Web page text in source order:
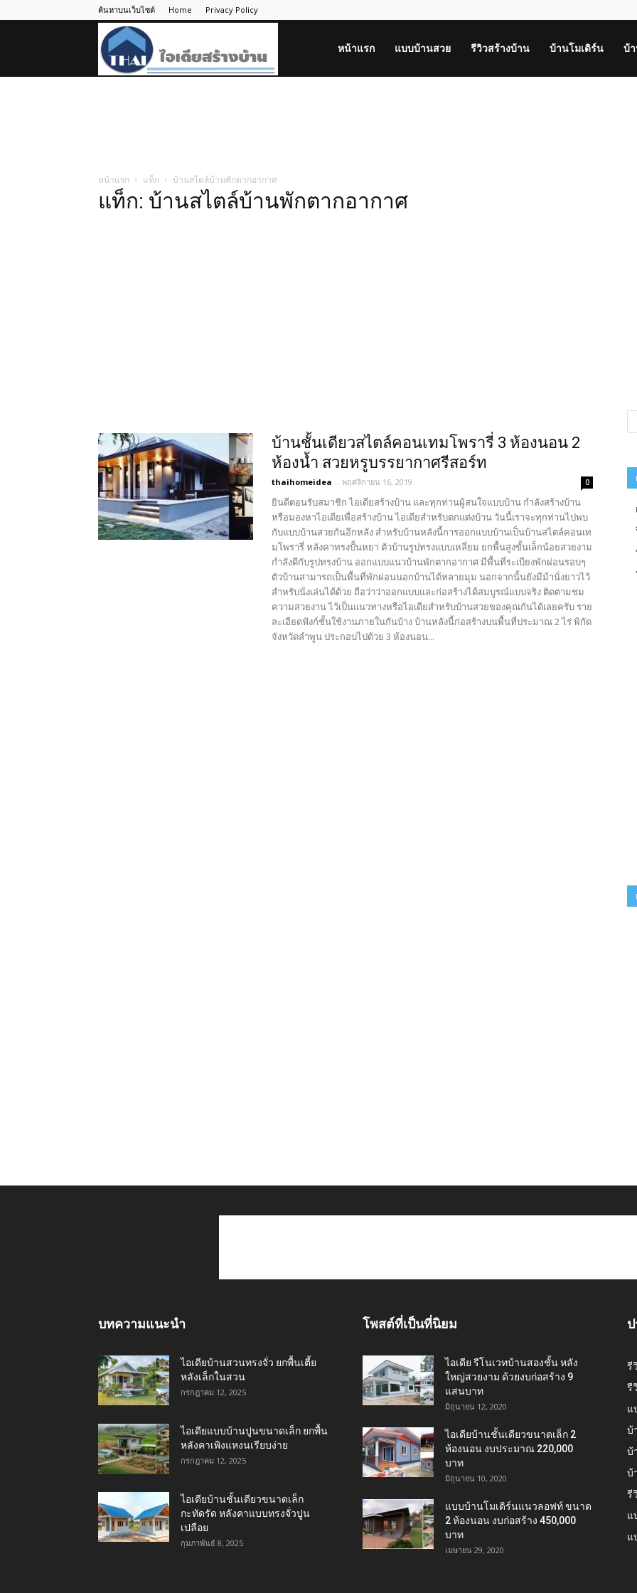
ค้นหาบนเว็บไซต์ Home Privacy Policy
หน้าแรก แบบบ้านสวย รีวิวสร้างบ้าน บ้านโมเดิร์น บ้
หน้าแรก แท็ก บ้านสไตล์บ้านพักตากอากาศ
แท็ก: บ้านสไตล์บ้านพักตากอากาศ
บ้านชั้นเดียวสไตล์คอนเทมโพรารี่ 3 ห้องนอน 2
ห้องน้ำ สวยหรูบรรยากาศรีสอร์ท
thaihomeidea - พฤศจิกายน 16, 2019 0
ยินดีตอนรับสมาชิก ไอเดียสร้างบ้าน และทุกท่านผู้สนใจแบบบ้าน กำลังสร้างบ้าน
หรือมองหาไอเดียเพื่อสร้างบ้าน ไอเดียสำหรับตกแต่งบ้าน วันนี้เราจะทุกท่านไปพบ
กับแบบบ้านสวยกันอีกหลัง สำหรับบ้านหลังนี้การออกแบบบ้านเป็นบ้านสไตล์คอนเท
มโพรารี่ หลังคาทรงปั้นหยา ตัวบ้านรูปทรงแบบเหลี่ยม ยกพื้นสูงขั้นเล็กน้อยสวยงาม
กำลังดีกับรูปทรงบ้าน ออกแบบแนวบ้านพักตากอากาศ มีพื้นที่ระเบียงพักผ่อนรอบๆ
ตัวบ้านสามารถเป็นพื้นที่พักผ่อนนอกบ้านได้หลายมุม นอกจากนั้นยังมีม้านั่งยาวไว้
สำหรับนั่งเล่นได้ด้วย ถือว่าว่าออกแบบและก่อสร้างได้สมบูรณ์แบบจริง ติดตามชม
ความสวยงาน ไว้เป็นแนวทางหรือไอเดียสำหรับบ้านสวยของคุณกันได้เลยครับ ราย
ละเอียดฟังก์ชั้นใช้งานภายในกันบ้าง บ้านหลังนี้ก่อสร้างบนพื้นที่ประมาณ 2 ไร่ พิกัด
จังหวัดลำพูน ประกอบไปด้วย 3 ห้องนอน...
บทความแนะนำ
ไอเดียบ้านสวนทรงจั่ว ยกพื้นเตี้ย
หลังเล็กในสวน
กรกฎาคม 12, 2025
ไอเดียแบบบ้านปูนขนาดเล็ก ยกพื้น
หลังคาเพิงแหงนเรียบง่าย
กรกฎาคม 12, 2025
ไอเดียบ้านชั้นเดียวขนาดเล็ก
กะทัดรัด หลังคาแบบทรงจั่วปูน
เปลือย
กุมภาพันธ์ 8, 2025
โพสต์ที่เป็นที่นิยม
ไอเดีย รีโนเวทบ้านสองชั้น หลัง
ใหญ่สวยงาม ด้วยงบก่อสร้าง 9
แสนบาท
มิถุนายน 12, 2020
ไอเดียบ้านชั้นเดียวขนาดเล็ก 2
ห้องนอน งบประมาณ 220,000
บาท
มิถุนายน 10, 2020
แบบบ้านโมเดิร์นแนวลอฟท์ ขนาด
2 ห้องนอน งบก่อสร้าง 450,000
บาท
เมษายน 29, 2020
รี
รี
แ
บ้
บ้
บ้
รี
แ
แ